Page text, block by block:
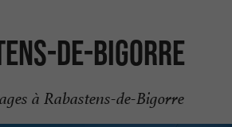
de-Bigorre
à Rabastens-de-Bigorre